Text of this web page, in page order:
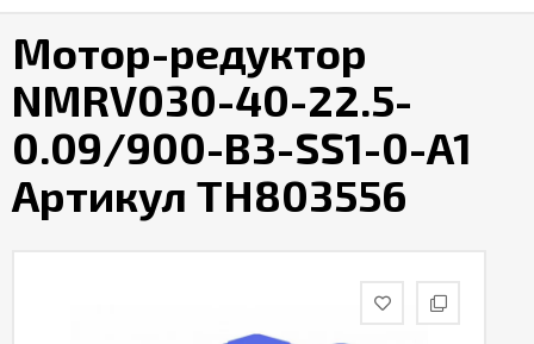
Мотор-редуктор
NMRV030-40-22.5-
0.09/900-B3-SS1-0-A1
Артикул TH803556